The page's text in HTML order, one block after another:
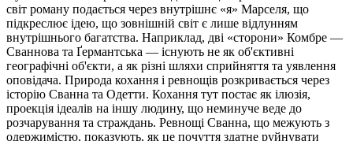
світ роману подається через внутрішнє «я» Марселя, що
підкреслює ідею, що зовнішній світ є лише відлунням
внутрішнього багатства. Наприклад, дві «сторони» Комбре —
Сваннова та Ґермантська — існують не як об'єктивні
географічні об'єкти, а як різні шляхи сприйняття та уявлення
оповідача. Природа кохання і ревнощів розкривається через
історію Сванна та Одетти. Кохання тут постає як ілюзія,
проекція ідеалів на іншу людину, що неминуче веде до
розчарування та страждань. Ревнощі Сванна, що межують з
одержимістю, показують, як це почуття здатне руйнувати